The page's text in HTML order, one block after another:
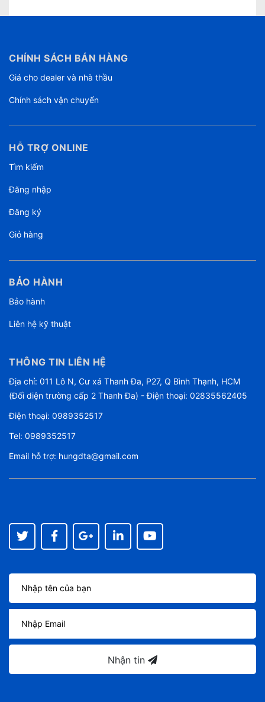
CHÍNH SÁCH BÁN HÀNG
Giá cho dealer và nhà thầu
Chính sách vận chuyển
HỖ TRỢ ONLINE
Tìm kiếm
Đăng nhập
Đăng ký
Giỏ hàng
BẢO HÀNH
Bảo hành
Liên hệ kỹ thuật
THÔNG TIN LIÊN HỆ
Địa chỉ: 011 Lô N, Cư xá Thanh Đa, P27, Q Bình Thạnh, HCM
(Đối diện trường cấp 2 Thanh Đa) - Điện thoại: 02835562405
Điện thoại: 0989352517
Tel: 0989352517
Email hỗ trợ: hungdta@gmail.com
Nhận tin